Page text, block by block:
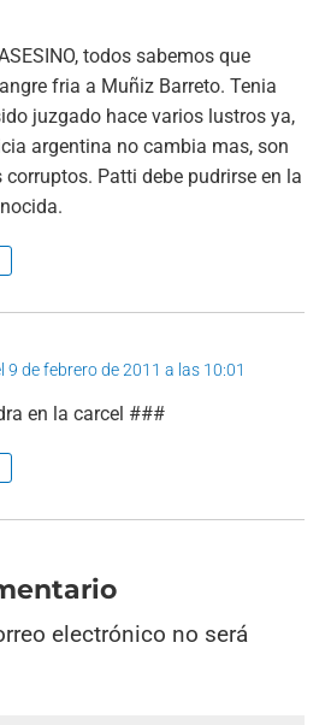
todos sabemos que
fria a Muñiz Barreto. Tenia
juzgado hace varios lustros ya,
argentina no cambia mas, son
corruptos. Patti debe pudrirse en la
9 de febrero de 2011 a las 10:01
en la carcel ###
electrónico no será